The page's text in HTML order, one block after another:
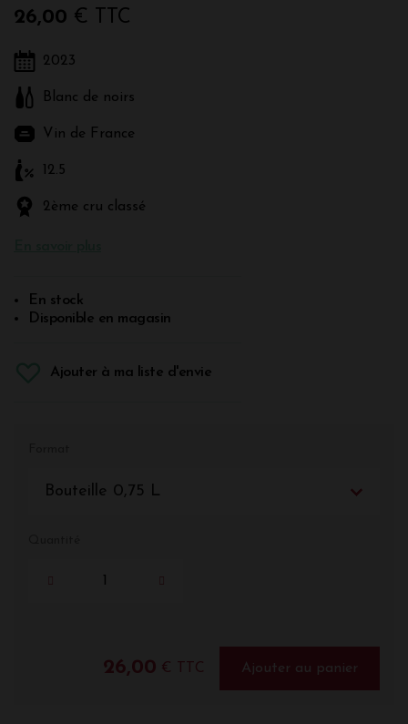
26,00 € TTC
2023
Blanc de noirs
Vin de France
12.5
2ème cru classé
En stock
Disponible en magasin
Ajouter à ma liste d'envie
Bouteille 0,75 L
26,00 € TTC Ajouter au panier